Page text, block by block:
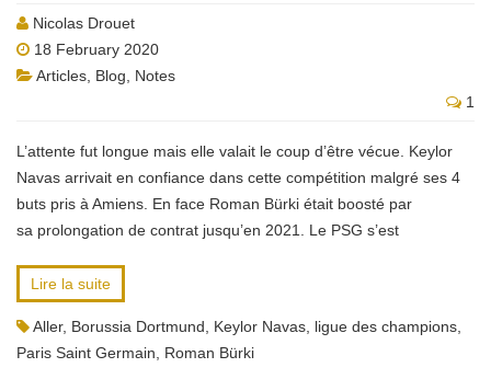
Nicolas Drouet
18 February 2020
Articles Blog
Notes
1
L’attente fut longue mais elle valait le coup d’être vécue. Keylor
Navas arrivait en confiance dans cette compétition malgré ses 4
buts pris à Amiens. En face Roman Bürki était boosté par
sa prolongation de contrat jusqu’en 2021. Le PSG s’est
Lire la suite
Aller, Borussia Dortmund Keylor Navas ligue des champions
Paris Saint Germain
Roman Bürki